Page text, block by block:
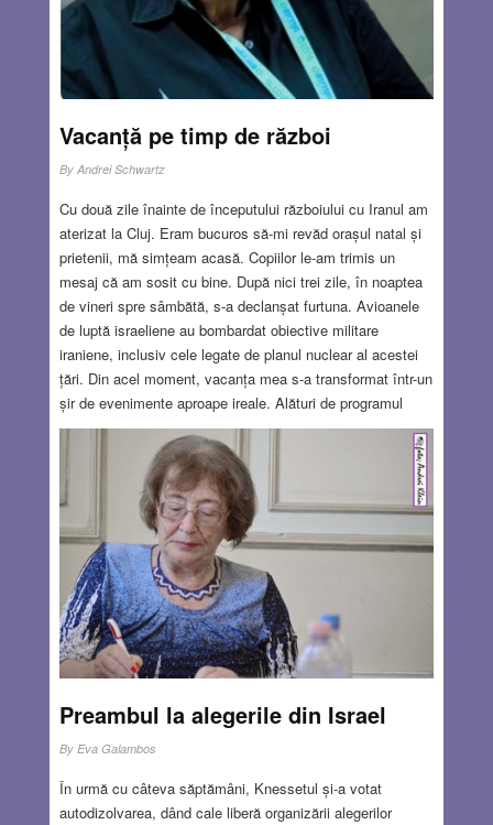
Vacanță pe timp de război
By Andrei Schwartz
Cu două zile înainte de începutului războiului cu Iranul am
aterizat la Cluj. Eram bucuros să-mi revăd orașul natal și
prietenii, mă simțeam acasă. Copiilor le-am trimis un
mesaj că am sosit cu bine. După nici trei zile, în noaptea
de vineri spre sâmbătă, s-a declanșat furtuna. Avioanele
de luptă israeliene au bombardat obiective militare
iraniene, inclusiv cele legate de planul nuclear al acestei
țări. Din acel moment, vacanța mea s-a transformat într-un
șir de evenimente aproape ireale. Alături de programul
încărcat pe care-l aveam, la loc de frunte se afla site-ul
israelian Ynet care transmitea non-stop știri despre război,
precum și stațiile de televiziune BBC, CNN etc. Nu mi-a
fost ușor să particip la un simpozion ATI și, mai ales, să
mă concentrez pe prezentările pe care trebuia să le fac.
Bombardamentele iraniene aveau loc mai ales noaptea.
Cu toate că eram departe, nu puteam să dorm, mă
trezeam noaptea și urmăream știrile pe internet.
Bombardarea Institutului Weizmann din Rehovot, aproape
de locuința fiicei mele, m-a alarmat.
Read more…
Preambul la alegerile din Israel
By Eva Galambos
În urmă cu câteva săptămâni, Knessetul și-a votat
autodizolvarea, dând cale liberă organizării alegerilor